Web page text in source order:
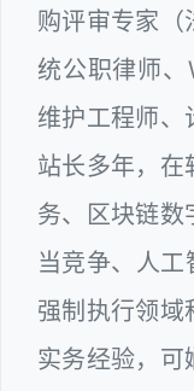
购评审专家（
统公职律师
维护工程师、
站长多年，在
务、区块链数
当竞争、人
强制执行领域
实务经验，可